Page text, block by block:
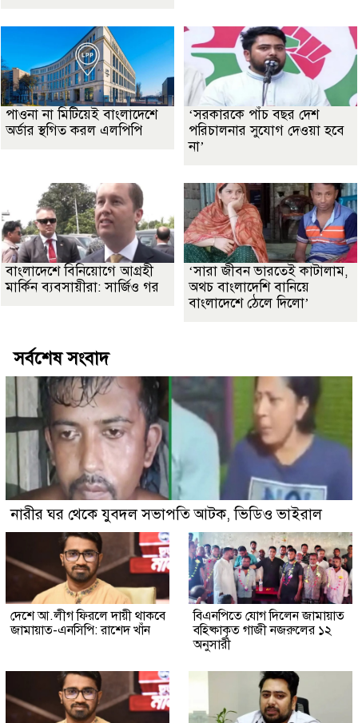
পাওনা না মিটিয়েই বাংলাদেশে
অর্ডার স্থগিত করল এলপিপি
‘সরকারকে পাঁচ বছর দেশ
পরিচালনার সুযোগ দেওয়া হবে
না’
বাংলাদেশে বিনিয়োগে আগ্রহী
মার্কিন ব্যবসায়ীরা: সার্জিও গর
‘সারা জীবন ভারতেই কাটালাম,
অথচ বাংলাদেশি বানিয়ে
বাংলাদেশে ঠেলে দিলো’
সর্বশেষ সংবাদ
নারীর ঘর থেকে যুবদল সভাপতি আটক, ভিডিও ভাইরাল
দেশে আ.লীগ ফিরলে দায়ী থাকবে
জামায়াত-এনসিপি: রাশেদ খাঁন
বিএনপিতে যোগ দিলেন জামায়াত
বহিষ্কাকৃত গাজী নজরুলের ১২
অনুসারী